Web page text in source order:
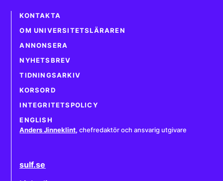
KONTAKTA
OM UNIVERSITETSLÄRAREN
ANNONSERA
NYHETSBREV
TIDNINGSARKIV
KORSORD
INTEGRITETSPOLICY
ENGLISH
Anders Jinneklint, chefredaktör och ansvarig utgivare
sulf.se